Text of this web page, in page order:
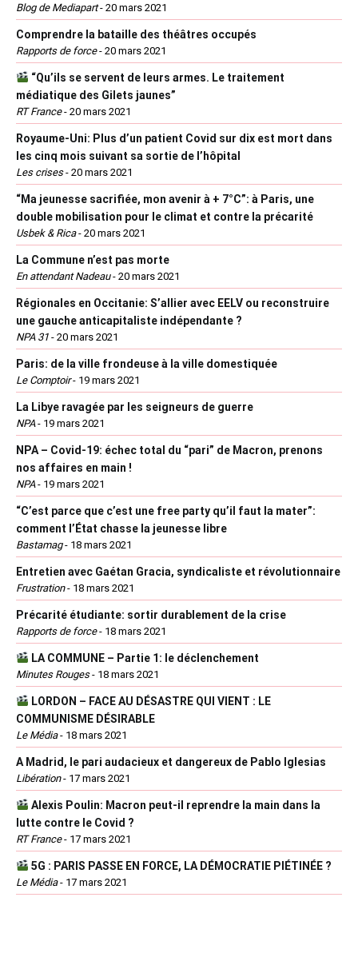
Blog de Mediapart- 20 mars 2021
Comprendre la bataille des théâtres occupés
Rapports de force- 20 mars 2021
“Qu’ils se servent de leurs armes. Le traitement
médiatique des Gilets jaunes”
RT France- 20 mars 2021
Royaume-Uni: Plus d’un patient Covid sur dix est mort dans
les cinq mois suivant sa sortie de l’hôpital
Les crises- 20 mars 2021
“Ma jeunesse sacrifiée, mon avenir à + 7°C”: à Paris, une
double mobilisation pour le climat et contre la précarité
Usbek & Rica- 20 mars 2021
La Commune n’est pas morte
En attendant Nadeau- 20 mars 2021
Régionales en Occitanie: S’allier avec EELV ou reconstruire
une gauche anticapitaliste indépendante ?
NPA 31 - 20 mars 2021
Paris: de la ville frondeuse à la ville domestiquée
Le Comptoir- 19 mars 2021
La Libye ravagée par les seigneurs de guerre
NPA- 19 mars 2021
NPA – Covid-19: échec total du “pari” de Macron, prenons
nos affaires en main !
NPA- 19 mars 2021
“C’est parce que c’est une free party qu’il faut la mater”:
comment l’État chasse la jeunesse libre
Bastamag- 18 mars 2021
Entretien avec Gaétan Gracia, syndicaliste et révolutionnaire
Frustration- 18 mars 2021
Précarité étudiante: sortir durablement de la crise
Rapports de force- 18 mars 2021
LA COMMUNE – Partie 1: le déclenchement
Minutes Rouges- 18 mars 2021
LORDON – FACE AU DÉSASTRE QUI VIENT : LE
COMMUNISME DÉSIRABLE
Le Média- 18 mars 2021
A Madrid, le pari audacieux et dangereux de Pablo Iglesias
Libération- 17 mars 2021
Alexis Poulin: Macron peut-il reprendre la main dans la
lutte contre le Covid ?
RT France- 17 mars 2021
5G : PARIS PASSE EN FORCE, LA DÉMOCRATIE PIÉTINÉE ?
Le Média- 17 mars 2021